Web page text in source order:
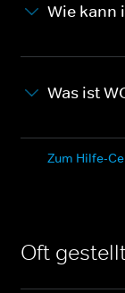
Wie kann
Was ist
Zum Hilfe-
Oft